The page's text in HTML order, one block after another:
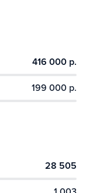
416 000 р.
199 000 р.
28 505